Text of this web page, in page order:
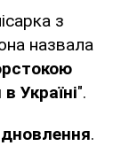
з
назвала
Україні".
.